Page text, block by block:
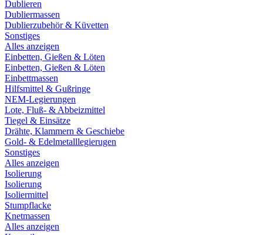
Dublieren
Dubliermassen
Dublierzubehör & Küvetten
Sonstiges
Alles anzeigen
Einbetten, Gießen & Löten
Einbetten, Gießen & Löten
Einbettmassen
Hilfsmittel & Gußringe
NEM-Legierungen
Lote, Fluß- & Abbeizmittel
Tiegel & Einsätze
Drähte, Klammern & Geschiebe
Gold- & Edelmetalllegierugen
Sonstiges
Alles anzeigen
Isolierung
Isolierung
Isoliermittel
Stumpflacke
Knetmassen
Alles anzeigen